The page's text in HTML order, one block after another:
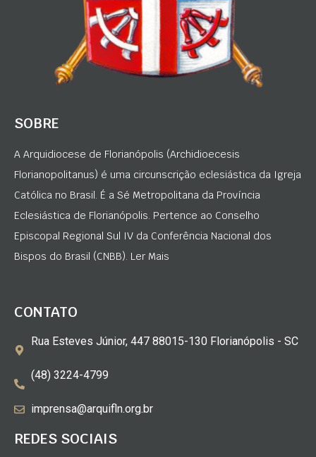
SOBRE
A Arquidiocese de Florianópolis (Archidioecesis
Florianopolitanus) é uma circunscrição eclesiástica da Igreja
Católica no Brasil. É a Sé Metropolitana da Província
Eclesiástica de Florianópolis. Pertence ao Conselho
Episcopal Regional Sul IV da Conferência Nacional dos
Bispos do Brasil (CNBB). Ler Mais
CONTATO
Rua Esteves Júnior, 447 88015-130 Florianópolis - SC
(48) 3224-4799
imprensa@arquifln.org.br
REDES SOCIAIS